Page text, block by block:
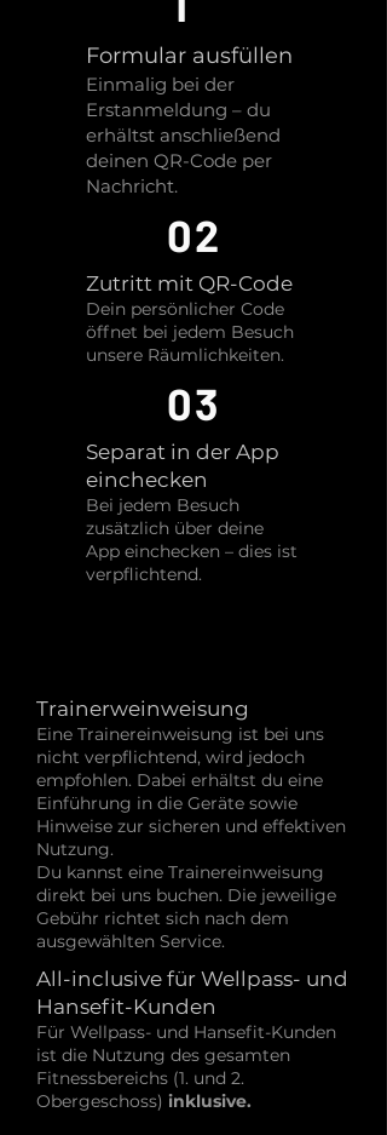
Formular ausfüllen
Einmalig bei der
Erstanmeldung – du
erhältst anschließend
deinen QR-Code per
Nachricht.
02
Zutritt mit QR-Code
Dein persönlicher Code
öffnet bei jedem Besuch
unsere Räumlichkeiten.
03
Separat in der App
einchecken
Bei jedem Besuch
zusätzlich über deine
App einchecken – dies ist
verpflichtend.
Trainerweinweisung
Eine Trainereinweisung ist bei uns
nicht verpflichtend, wird jedoch
empfohlen. Dabei erhältst du eine
Einführung in die Geräte sowie
Hinweise zur sicheren und effektiven
Nutzung.
Du kannst eine Trainereinweisung
direkt bei uns buchen. Die jeweilige
Gebühr richtet sich nach dem
ausgewählten Service.
All-inclusive für Wellpass- und
Hansefit-Kunden
Für Wellpass- und Hansefit-Kunden
ist die Nutzung des gesamten
Fitnessbereichs (1. und 2.
Obergeschoss) inklusive.